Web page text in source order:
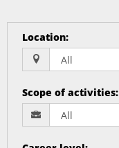
Location:
Scope of activities: